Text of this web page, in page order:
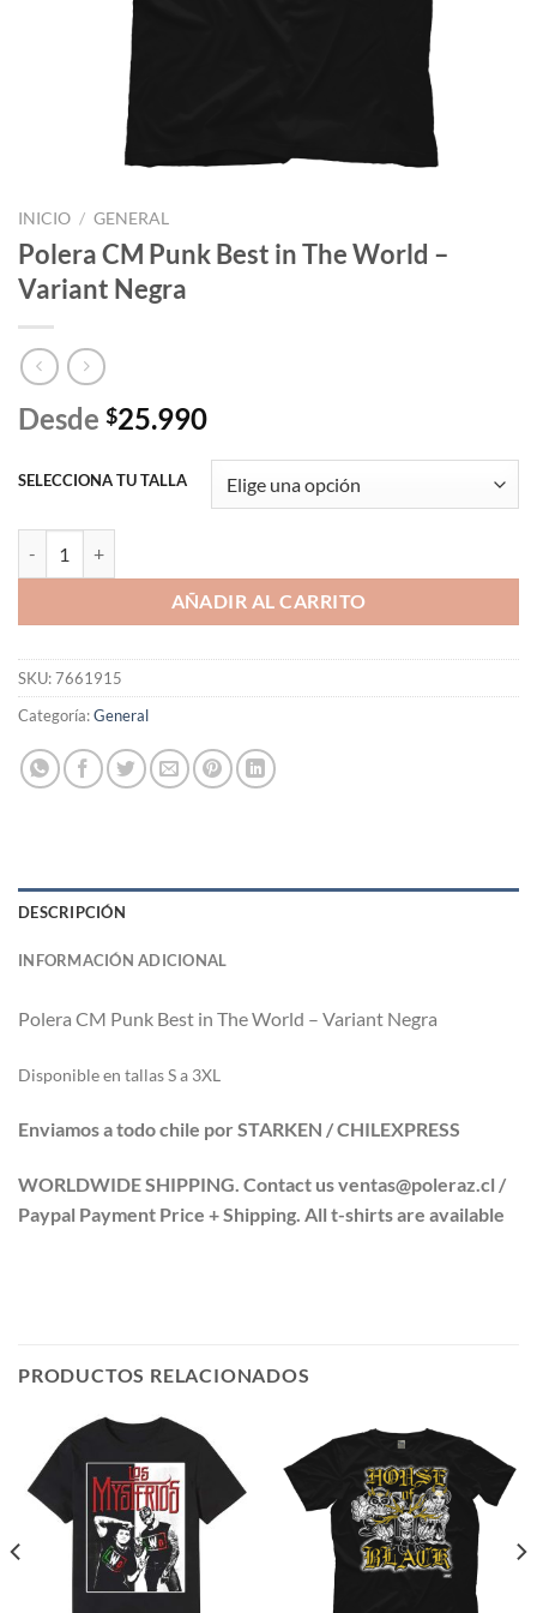
INICIO / GENERAL
Polera CM Punk Best in The World –
Variant Negra
Desde $25.990
SELECCIONA TU TALLA
AÑADIR AL CARRITO
SKU:7661915
Categoría:General
DESCRIPCIÓN
INFORMACIÓN ADICIONAL
Polera CM Punk Best in The World – Variant Negra
Disponible en tallas S a 3XL
Enviamos a todo chile por STARKEN / CHILEXPRESS
WORLDWIDE SHIPPING. Contact us ventas@poleraz.cl /
Paypal Payment Price + Shipping. All t-shirts are available
PRODUCTOS RELACIONADOS